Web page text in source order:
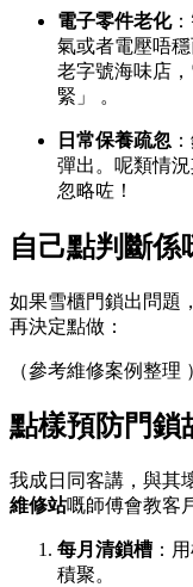
電子零件老化
氣或者電壓唔
老字號海味店
緊」 。
日常保養疏忽
彈出。呢類情
忽略咗！
自己點判斷係
如果雪櫃門鎖出問題
再決定點做：
（參考維修案例整理
點樣預防門鎖
我成日同客講，與其
維修站嘅師傅會教客
每月清鎖槽 ：
積聚。